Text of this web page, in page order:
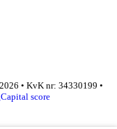
• KvK nr: 34330199 •
score